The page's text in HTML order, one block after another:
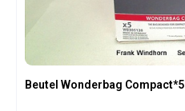
Beutel Wonderbag Compact*5